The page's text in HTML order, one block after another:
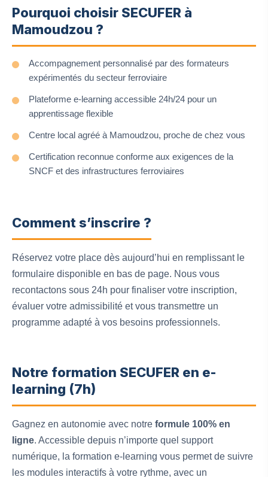
Pourquoi choisir SECUFER à
Mamoudzou ?
Accompagnement personnalisé par des formateurs
expérimentés du secteur ferroviaire
Plateforme e-learning accessible 24h/24 pour un
apprentissage flexible
Centre local agréé à Mamoudzou, proche de chez vous
Certification reconnue conforme aux exigences de la
SNCF et des infrastructures ferroviaires
Comment s’inscrire ?
Réservez votre place dès aujourd’hui en remplissant le
formulaire disponible en bas de page. Nous vous
recontactons sous 24h pour finaliser votre inscription,
évaluer votre admissibilité et vous transmettre un
programme adapté à vos besoins professionnels.
Notre formation SECUFER en e-
learning (7h)
Gagnez en autonomie avec notre formule 100% en
ligne. Accessible depuis n’importe quel support
numérique, la formation e-learning vous permet de suivre
les modules interactifs à votre rythme, avec un